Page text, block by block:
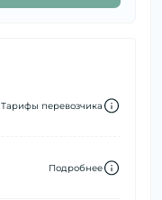
Тарифы перевозчика
Подробнее